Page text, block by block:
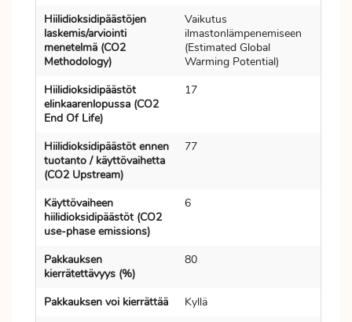
Hiilidioksidipäästöjen
laskemis/arviointi
menetelmä (CO2
Methodology)
Vaikutus
ilmastonlämpenemiseen
(Estimated Global
Warming Potential)
Hiilidioksidipäästöt
elinkaarenlopussa (CO2
End Of Life)
17
Hiilidioksidipäästöt ennen
tuotanto / käyttövaihetta
(CO2 Upstream)
77
Käyttövaiheen
hiilidioksidipäästöt (CO2
use-phase emissions)
6
Pakkauksen
kierrätettävyys (%)
80
Pakkauksen voi kierrättää
Kyllä